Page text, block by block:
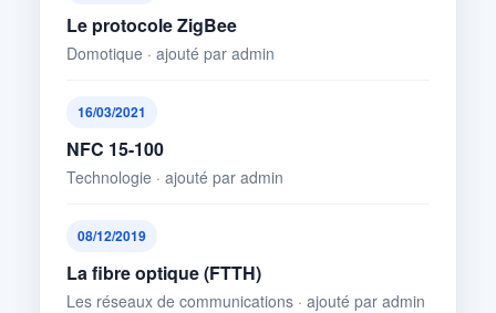
Le protocole ZigBee
Domotique · ajouté par admin
16/03/2021
NFC 15-100
Technologie · ajouté par admin
08/12/2019
La fibre optique (FTTH)
Les réseaux de communications · ajouté par admin